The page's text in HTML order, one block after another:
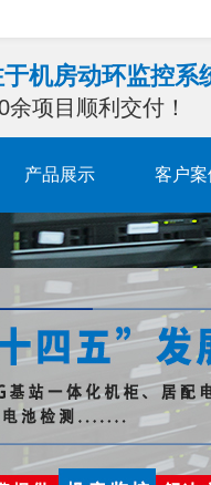
机房动环监控系
余项目顺利交付！
产品展示 客户案